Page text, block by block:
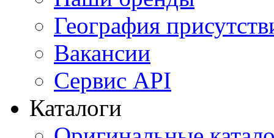
География
Вакансии
Сервис API
Каталоги